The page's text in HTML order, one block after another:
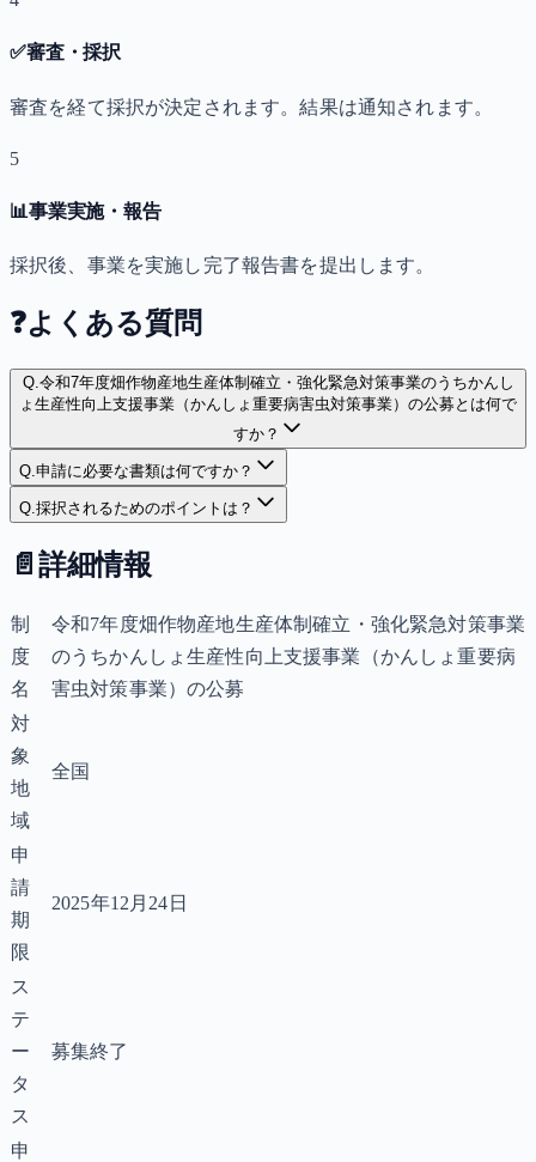
✅審査・採択
審査を経て採択が決定されます。結果は通知されます。
5
📊事業実施・報告
採択後、事業を実施し完了報告書を提出します。
❓よくある質問
Q.令和7年度畑作物産地生産体制確立・強化緊急対策事業のうちかんし
ょ生産性向上支援事業（かんしょ重要病害虫対策事業）の公募とは何で
すか？
Q.申請に必要な書類は何ですか？
Q.採択されるためのポイントは？
📄 詳細情報
制
度
名
令和7年度畑作物産地生産体制確立・強化緊急対策事業
のうちかんしょ生産性向上支援事業（かんしょ重要病
害虫対策事業）の公募
対
象
地
域
全国
申
請
期
限
2025年12月24日
ス
テ
ー
タ
ス
募集終了
申